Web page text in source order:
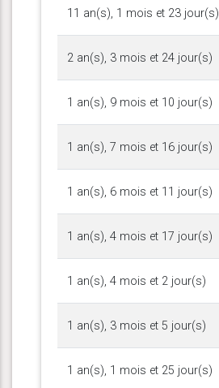
11 an(s), 1 mois et 23 jour(s)
2 an(s), 3 mois et 24 jour(s)
1 an(s), 9 mois et 10 jour(s)
1 an(s), 7 mois et 16 jour(s)
1 an(s), 6 mois et 11 jour(s)
1 an(s), 4 mois et 17 jour(s)
1 an(s), 4 mois et 2 jour(s)
1 an(s), 3 mois et 5 jour(s)
1 an(s), 1 mois et 25 jour(s)